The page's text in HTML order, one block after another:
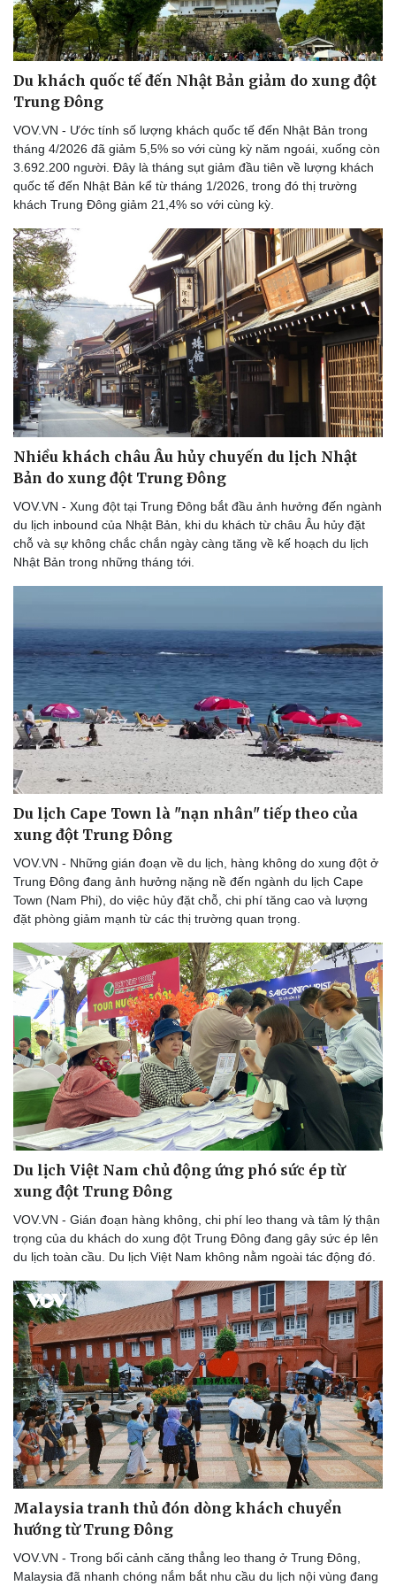
Sức khỏe
Dinh dưỡng - món ngon
Cây thuốc
Sản phụ khoa
Nhi khoa
Nam khoa
Làm đẹp - giảm cân
Phòng mạch online
Ăn sạch sống khỏe
Đời sống
Nhà đẹp
Blog
Tình yêu - Gia đình
Du khách quốc tế đến Nhật Bản giảm do xung đột
Trung Đông
VOV.VN - Ước tính số lượng khách quốc tế đến Nhật Bản trong
tháng 4/2026 đã giảm 5,5% so với cùng kỳ năm ngoái, xuống còn
3.692.200 người. Đây là tháng sụt giảm đầu tiên về lượng khách
quốc tế đến Nhật Bản kể từ tháng 1/2026, trong đó thị trường
khách Trung Đông giảm 21,4% so với cùng kỳ.
Nhiều khách châu Âu hủy chuyến du lịch Nhật
Bản do xung đột Trung Đông
VOV.VN - Xung đột tại Trung Đông bắt đầu ảnh hưởng đến ngành
du lịch inbound của Nhật Bản, khi du khách từ châu Âu hủy đặt
chỗ và sự không chắc chắn ngày càng tăng về kế hoạch du lịch
Nhật Bản trong những tháng tới.
Du lịch Cape Town là "nạn nhân" tiếp theo của
xung đột Trung Đông
VOV.VN - Những gián đoạn về du lịch, hàng không do xung đột ở
Trung Đông đang ảnh hưởng nặng nề đến ngành du lịch Cape
Town (Nam Phi), do việc hủy đặt chỗ, chi phí tăng cao và lượng
đặt phòng giảm mạnh từ các thị trường quan trọng.
Du lịch Việt Nam chủ động ứng phó sức ép từ
xung đột Trung Đông
VOV.VN - Gián đoạn hàng không, chi phí leo thang và tâm lý thận
trọng của du khách do xung đột Trung Đông đang gây sức ép lên
du lịch toàn cầu. Du lịch Việt Nam không nằm ngoài tác động đó.
Malaysia tranh thủ đón dòng khách chuyển
hướng từ Trung Đông
VOV.VN - Trong bối cảnh căng thẳng leo thang ở Trung Đông,
Malaysia đã nhanh chóng nắm bắt nhu cầu du lịch nội vùng đang